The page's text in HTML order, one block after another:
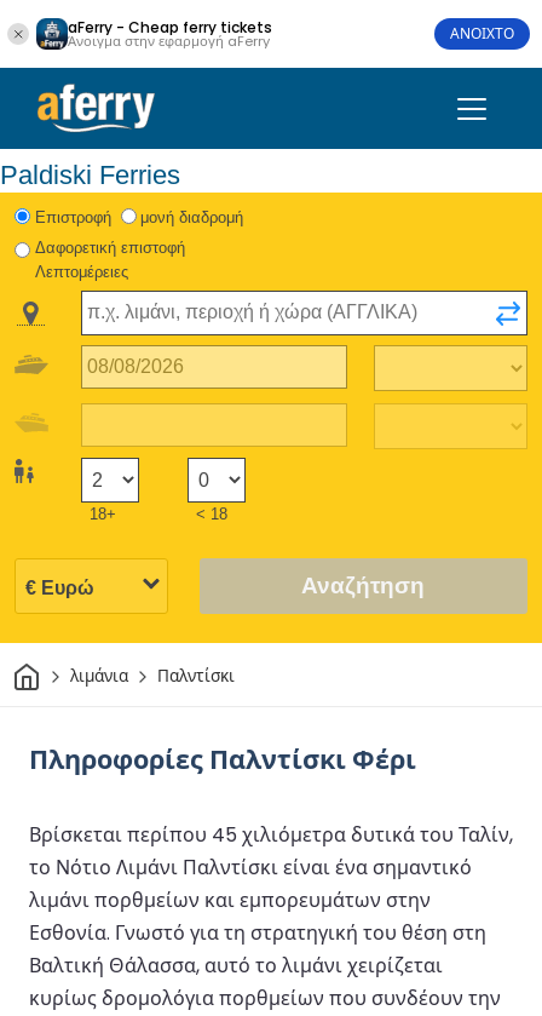
aFerry - Cheap ferry tickets
Άνοιγμα στην εφαρμογή aFerry ΑΝΟΙΧΤΟ
Paldiski Ferries
Eπιστροφή
μονή διαδρομή
Δαφορετική επιστοφή
Λεπτομέρειες
18+ < 18
Αναζήτηση
Σπίτιλιμάνια Παλντίσκι
Πληροφορίες Παλντίσκι Φέρι
Βρίσκεται περίπου 45 χιλιόμετρα δυτικά του Ταλίν,
το Νότιο Λιμάνι Παλντίσκι είναι ένα σημαντικό
λιμάνι πορθμείων και εμπορευμάτων στην
Εσθονία. Γνωστό για τη στρατηγική του θέση στη
Βαλτική Θάλασσα, αυτό το λιμάνι χειρίζεται
κυρίως δρομολόγια πορθμείων που συνδέουν την